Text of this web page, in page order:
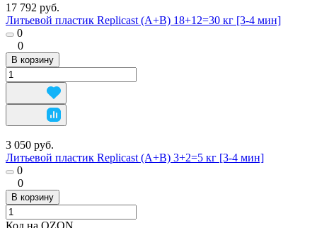
17 792 руб.
Литьевой пластик Replicast (А+В) 18+12=30 кг [3-4 мин]
0
0
В корзину
3 050 руб.
Литьевой пластик Replicast (А+В) 3+2=5 кг [3-4 мин]
0
0
В корзину
Код на OZON